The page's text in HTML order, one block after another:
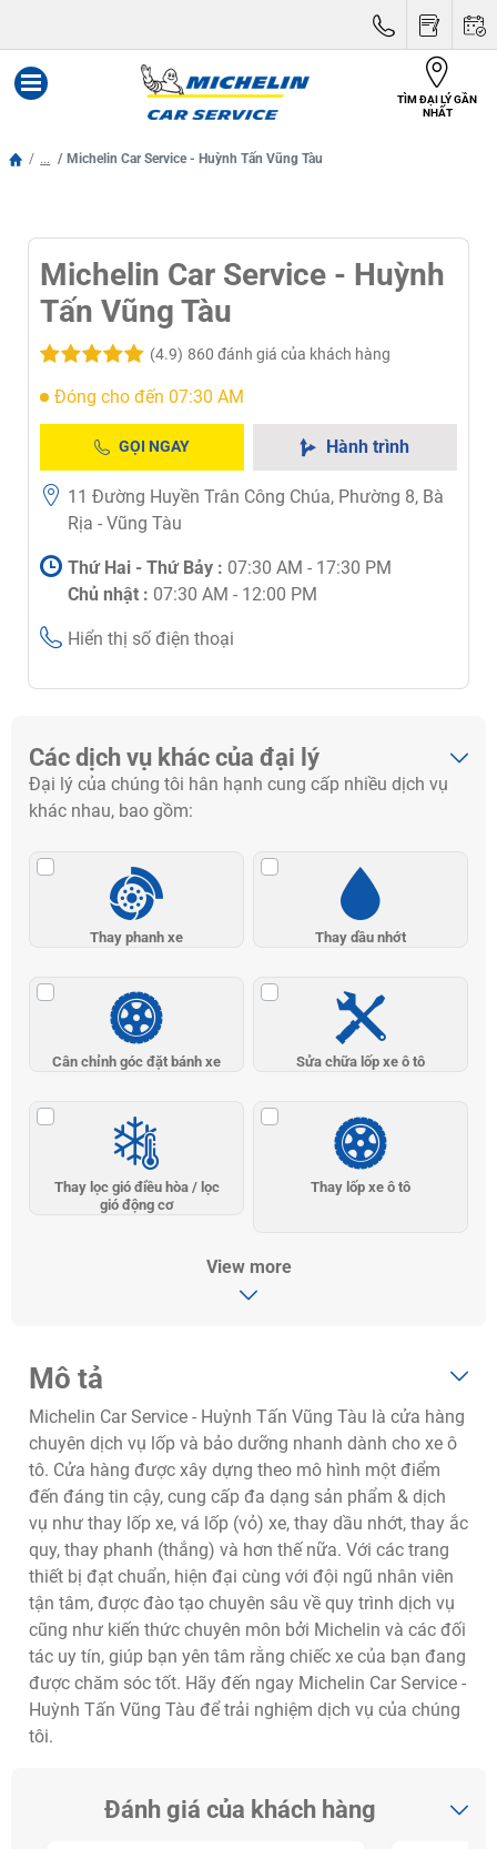
TÌM ĐẠI LÝ GẦN
NHẤT
... Michelin Car Service - Huỳnh Tấn Vũng Tàu
Michelin Car Service - Huỳnh
Tấn Vũng Tàu
(4.9) 860 đánh giá của khách hàng
Đóng cho đến 07:30 AM
GỌI NGAY Hành trình
11 Đường Huyền Trân Công Chúa, Phường 8, Bà
Rịa - Vũng Tàu
Thứ Hai - Thứ Bảy : 07:30 AM - 17:30 PM
Chủ nhật : 07:30 AM - 12:00 PM
Hiển thị số điện thoại
Các dịch vụ khác của đại lý
Đại lý của chúng tôi hân hạnh cung cấp nhiều dịch vụ
khác nhau, bao gồm:
Thay phanh xe Thay dầu nhớt
Cân chỉnh góc đặt bánh xe Sửa chữa lốp xe ô tô
Thay lọc gió điều hòa / lọc
gió động cơ
Thay lốp xe ô tô
View more
Mô tả
Michelin Car Service - Huỳnh Tấn Vũng Tàu là cửa hàng
chuyên dịch vụ lốp và bảo dưỡng nhanh dành cho xe ô
tô. Cửa hàng được xây dựng theo mô hình một điểm
đến đáng tin cậy, cung cấp đa dạng sản phẩm & dịch
vụ như thay lốp xe, vá lốp (vỏ) xe, thay dầu nhớt, thay ắc
quy, thay phanh (thắng) và hơn thế nữa. Với các trang
thiết bị đạt chuẩn, hiện đại cùng với đội ngũ nhân viên
tận tâm, được đào tạo chuyên sâu về quy trình dịch vụ
cũng như kiến thức chuyên môn bởi Michelin và các đối
tác uy tín, giúp bạn yên tâm rằng chiếc xe của bạn đang
được chăm sóc tốt. Hãy đến ngay Michelin Car Service -
Huỳnh Tấn Vũng Tàu để trải nghiệm dịch vụ của chúng
tôi.
Đánh giá của khách hàng